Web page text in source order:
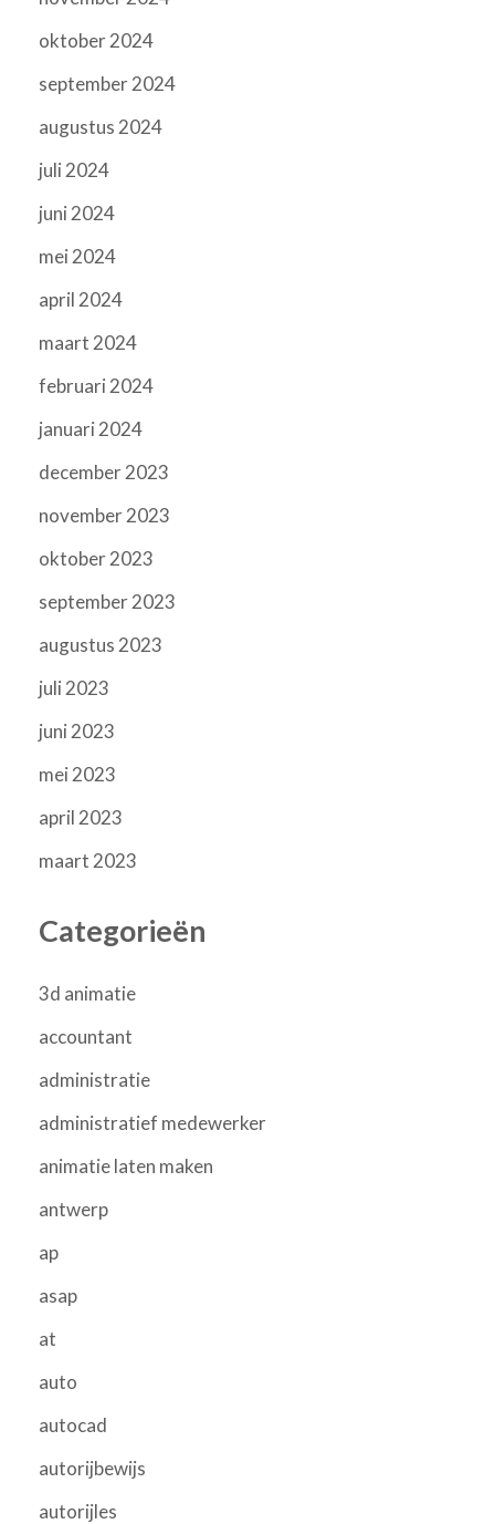
oktober 2024
september 2024
augustus 2024
juli 2024
juni 2024
mei 2024
april 2024
maart 2024
februari 2024
januari 2024
december 2023
november 2023
oktober 2023
september 2023
augustus 2023
juli 2023
juni 2023
mei 2023
april 2023
maart 2023
Categorieën
3d animatie
accountant
administratie
administratief medewerker
animatie laten maken
antwerp
ap
asap
at
auto
autocad
autorijbewijs
autorijles